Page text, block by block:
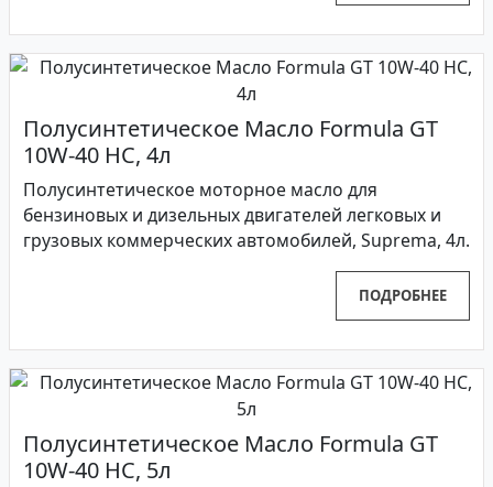
Полусинтетическое Масло Formula GT
10W-40 HC, 4л
Полусинтетическое моторное масло для
бензиновых и дизельных двигателей легковых и
грузовых коммерческих автомобилей, Suprema, 4л.
ПОДРОБНЕЕ
Полусинтетическое Масло Formula GT
10W-40 HC, 5л